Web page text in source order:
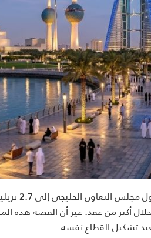
أكثر من عقد. غير أن القصة هذه
تشكيل القطاع نفسه.